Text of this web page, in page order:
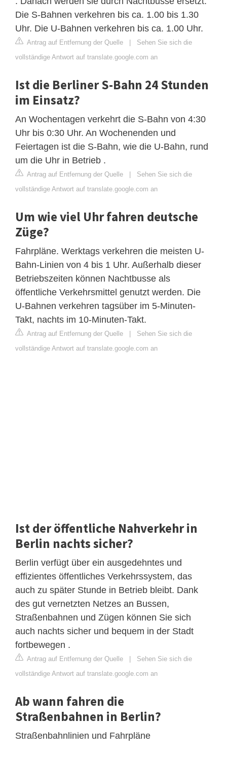
Die S-Bahnen verkehren bis ca. 1.00 bis 1.30
Uhr. Die U-Bahnen verkehren bis ca. 1.00 Uhr.
Antrag auf Entfernung der Quelle | Sehen Sie sich die
vollständige Antwort auf translate.google.com an
Ist die Berliner S-Bahn 24 Stunden
im Einsatz?
An Wochentagen verkehrt die S-Bahn von 4:30
Uhr bis 0:30 Uhr. An Wochenenden und
Feiertagen ist die S-Bahn, wie die U-Bahn, rund
um die Uhr in Betrieb .
Antrag auf Entfernung der Quelle | Sehen Sie sich die
vollständige Antwort auf translate.google.com an
Um wie viel Uhr fahren deutsche
Züge?
Fahrpläne. Werktags verkehren die meisten U-
Bahn-Linien von 4 bis 1 Uhr. Außerhalb dieser
Betriebszeiten können Nachtbusse als
öffentliche Verkehrsmittel genutzt werden. Die
U-Bahnen verkehren tagsüber im 5-Minuten-
Takt, nachts im 10-Minuten-Takt.
Antrag auf Entfernung der Quelle | Sehen Sie sich die
vollständige Antwort auf translate.google.com an
Ist der öffentliche Nahverkehr in
Berlin nachts sicher?
Berlin verfügt über ein ausgedehntes und
effizientes öffentliches Verkehrssystem, das
auch zu später Stunde in Betrieb bleibt. Dank
des gut vernetzten Netzes an Bussen,
Straßenbahnen und Zügen können Sie sich
auch nachts sicher und bequem in der Stadt
fortbewegen .
Antrag auf Entfernung der Quelle | Sehen Sie sich die
vollständige Antwort auf translate.google.com an
Ab wann fahren die
Straßenbahnen in Berlin?
Straßenbahnlinien und Fahrpläne